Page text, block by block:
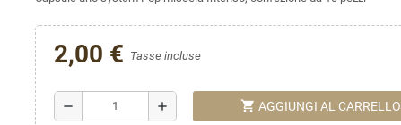
2,00 € Tasse incluse
remove add shopping_cart AGGIUNGI AL CARRELLO